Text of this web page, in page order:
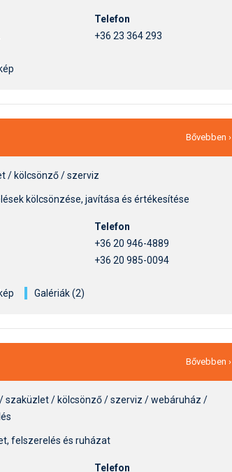
Telefon
+36 23 364 293
Bővebben ›
/ kölcsönző / szerviz
kölcsönzése, javítása és értékesítése
Telefon
+36 20 946-4889
+36 20 985-0094
Galériák (2)
Bővebben ›
szaküzlet / kölcsönző / szerviz / webáruház /
felszerelés és ruházat
Telefon